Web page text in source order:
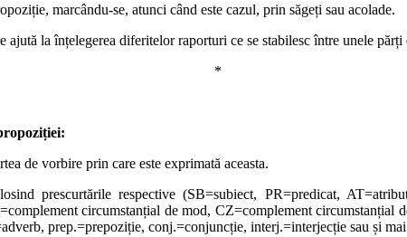
marcându-se, atunci când este cazul, prin săgeți sau acolade.
ajută la înțelegerea diferitelor raporturi ce se stabilesc între unele
*
de vorbire prin care este exprimată aceasta.
prescurtările respective (SB=subiect, PR=predicat,
circumstanțial de mod, CZ=complement circumstanțial
prep.=prepoziție, conj.=conjuncție, interj.=interjecție sau și